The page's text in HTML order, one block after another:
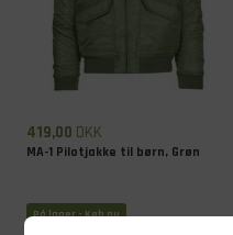
419,00 DKK
MA-1 Pilotjakke til børn, Grøn
På lager- Køb nu